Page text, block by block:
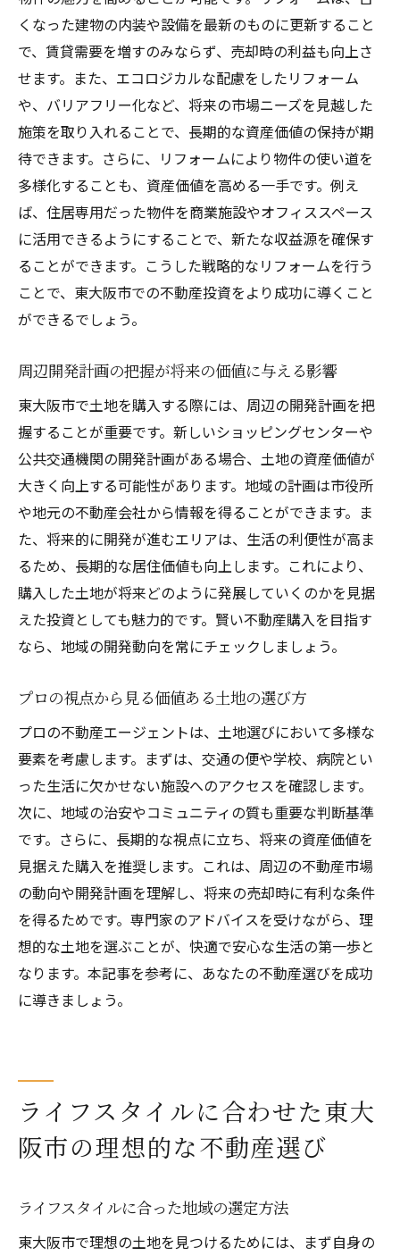
くなった建物の内装や設備を最新のものに更新すること
で、賃貸需要を増すのみならず、売却時の利益も向上さ
せます。また、エコロジカルな配慮をしたリフォーム
や、バリアフリー化など、将来の市場ニーズを見越した
施策を取り入れることで、長期的な資産価値の保持が期
待できます。さらに、リフォームにより物件の使い道を
多様化することも、資産価値を高める一手です。例え
ば、住居専用だった物件を商業施設やオフィススペース
に活用できるようにすることで、新たな収益源を確保す
ることができます。こうした戦略的なリフォームを行う
ことで、東大阪市での不動産投資をより成功に導くこと
ができるでしょう。
周辺開発計画の把握が将来の価値に与える影響
東大阪市で土地を購入する際には、周辺の開発計画を把
握することが重要です。新しいショッピングセンターや
公共交通機関の開発計画がある場合、土地の資産価値が
大きく向上する可能性があります。地域の計画は市役所
や地元の不動産会社から情報を得ることができます。ま
た、将来的に開発が進むエリアは、生活の利便性が高ま
るため、長期的な居住価値も向上します。これにより、
購入した土地が将来どのように発展していくのかを見据
えた投資としても魅力的です。賢い不動産購入を目指す
なら、地域の開発動向を常にチェックしましょう。
プロの視点から見る価値ある土地の選び方
プロの不動産エージェントは、土地選びにおいて多様な
要素を考慮します。まずは、交通の便や学校、病院とい
った生活に欠かせない施設へのアクセスを確認します。
次に、地域の治安やコミュニティの質も重要な判断基準
です。さらに、長期的な視点に立ち、将来の資産価値を
見据えた購入を推奨します。これは、周辺の不動産市場
の動向や開発計画を理解し、将来の売却時に有利な条件
を得るためです。専門家のアドバイスを受けながら、理
想的な土地を選ぶことが、快適で安心な生活の第一歩と
なります。本記事を参考に、あなたの不動産選びを成功
に導きましょう。
ライフスタイルに合わせた東大
阪市の理想的な不動産選び
ライフスタイルに合った地域の選定方法
東大阪市で理想の土地を見つけるためには、まず自身の